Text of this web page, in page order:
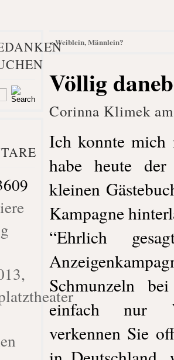
«Weiblein, Männlein?
Völlig
Corinna Klimek
Ich konnte mich
habe heute
kleinen
Kampagne
“Ehrlich
Schmunzeln
einfach nur
verkennen Sie